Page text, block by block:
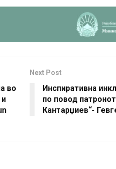
во
и
Next Post
Инспиративна
по повод
Кантарџиев“-